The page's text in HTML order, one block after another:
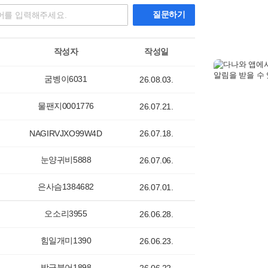
질문하기
작성자 작성일
굼벵이6031 26.08.03.
물팬지0001776 26.07.21.
NAGIRVJXO99W4D 26.07.18.
눈양귀비5888 26.07.06.
은사슴1384682 26.07.01.
오소리3955 26.06.28.
힘일개미1390 26.06.23.